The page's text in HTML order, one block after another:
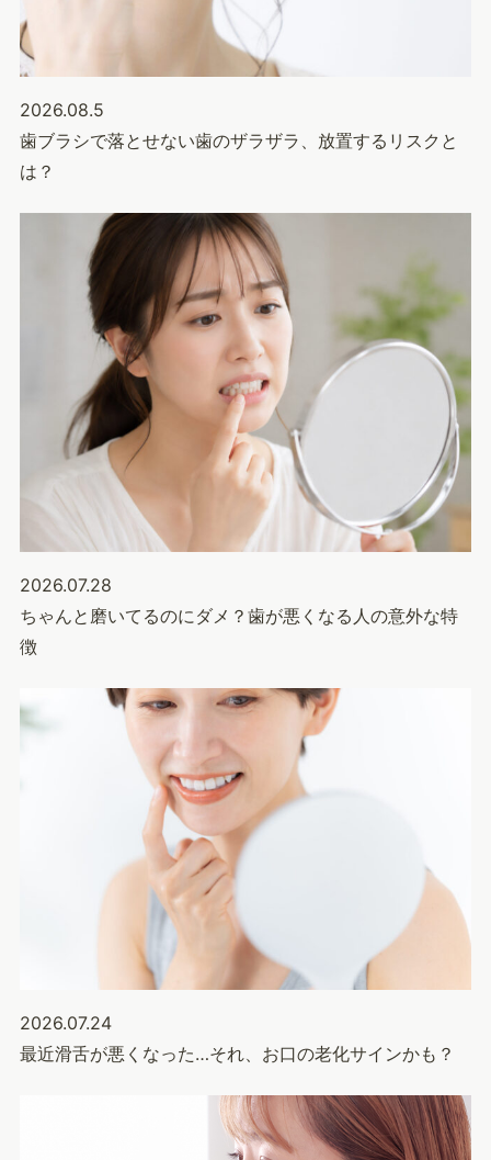
2026.08.5
歯ブラシで落とせない歯のザラザラ、放置するリスクと
は？
2026.07.28
ちゃんと磨いてるのにダメ？歯が悪くなる人の意外な特
徴
2026.07.24
最近滑舌が悪くなった…それ、お口の老化サインかも？